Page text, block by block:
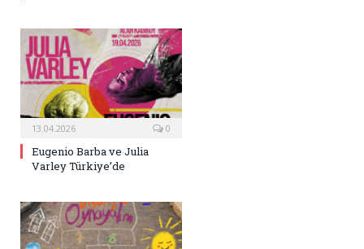
13.04.2026 0
Eugenio Barba ve Julia
Varley Türkiye’de